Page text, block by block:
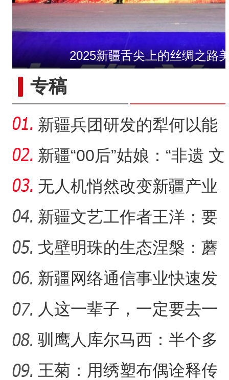
第一师六团西梅进
新疆石河子：打造“空中丝
2025新疆舌尖上的丝绸之路
新疆戈壁滩上番茄
专稿
新疆兵团研发的犁何以能
走出国门？
新疆“00后”姑娘：“非遗 文
创”让传统文化“潮”
无人机悄然改变新疆产业
生产方式
新疆文艺工作者王洋：要
把美好的家乡唱给更多人
听
戈壁明珠的生态涅槃：蘑
菇湖水库的生态戍边战
新疆网络通信事业快速发
展 拉近世界与新疆距离
人这一辈子，一定要去一
趟新星市！
驯鹰人库尔马西：半个多
世纪的传统文化守望
王菊：用绣塑布偶诠释传